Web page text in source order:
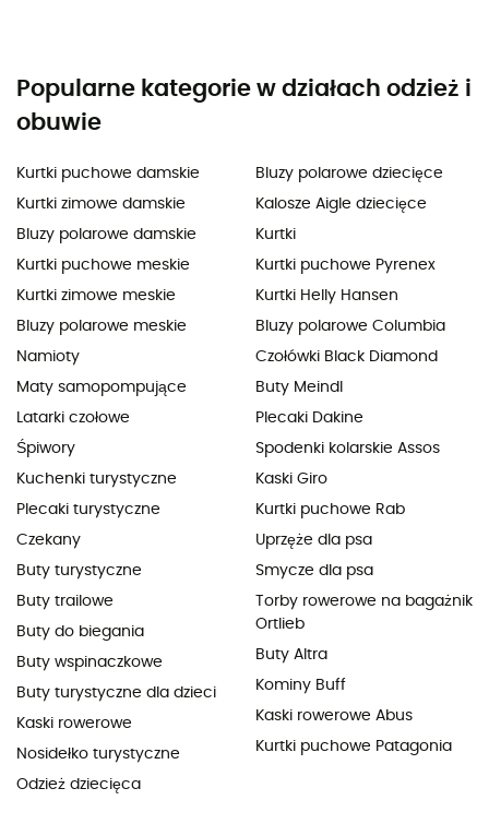
Popularne kategorie w działach odzież i
obuwie
Kurtki puchowe damskie
Kurtki zimowe damskie
Bluzy polarowe damskie
Kurtki puchowe meskie
Kurtki zimowe meskie
Bluzy polarowe meskie
Namioty
Maty samopompujące
Latarki czołowe
Śpiwory
Kuchenki turystyczne
Plecaki turystyczne
Czekany
Buty turystyczne
Buty trailowe
Buty do biegania
Buty wspinaczkowe
Buty turystyczne dla dzieci
Kaski rowerowe
Nosidełko turystyczne
Odzież dziecięca
Bluzy polarowe dziecięce
Kalosze Aigle dziecięce
Kurtki
Kurtki puchowe Pyrenex
Kurtki Helly Hansen
Bluzy polarowe Columbia
Czołówki Black Diamond
Buty Meindl
Plecaki Dakine
Spodenki kolarskie Assos
Kaski Giro
Kurtki puchowe Rab
Uprzęże dla psa
Smycze dla psa
Torby rowerowe na bagażnik
Ortlieb
Buty Altra
Kominy Buff
Kaski rowerowe Abus
Kurtki puchowe Patagonia